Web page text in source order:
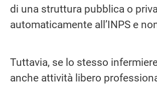
di una struttura pubblica o
automaticamente all’INPS e
Tuttavia, se lo stesso
anche attività libero